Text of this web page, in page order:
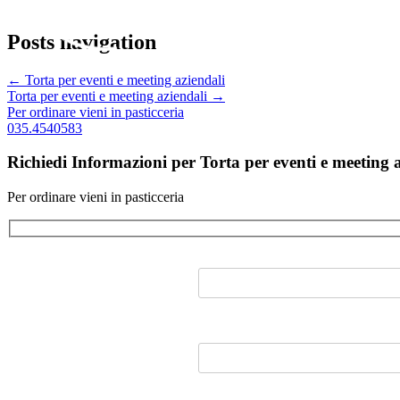
Posts navigation
← Torta per eventi e meeting aziendali
Torta per eventi e meeting aziendali →
Per ordinare vieni in pasticceria
035.4540583
Richiedi Informazioni per Torta per eventi e meeting
Per ordinare vieni in pasticceria